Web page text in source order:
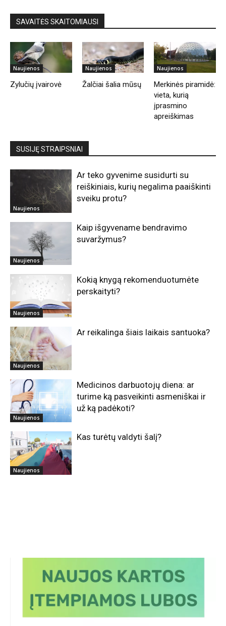
SAVAITĖS SKAITOMIAUSI
Naujienos
Zylučių įvairovė
Naujienos
Žalčiai šalia mūsų
Naujienos
Merkinės piramidė:
vieta, kurią
įprasmino
apreiškimas
SUSIJĘ STRAIPSNIAI
Naujienos
Ar teko gyvenime susidurti su
reiškiniais, kurių negalima paaiškinti
sveiku protu?
Naujienos
Kaip išgyvename bendravimo
suvaržymus?
Naujienos
Kokią knygą rekomenduotumėte
perskaityti?
Naujienos
Ar reikalinga šiais laikais santuoka?
Naujienos
Medicinos darbuotojų diena: ar
turime ką pasveikinti asmeniškai ir
už ką padėkoti?
Naujienos
Kas turėtų valdyti šalį?